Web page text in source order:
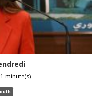
minute(s)